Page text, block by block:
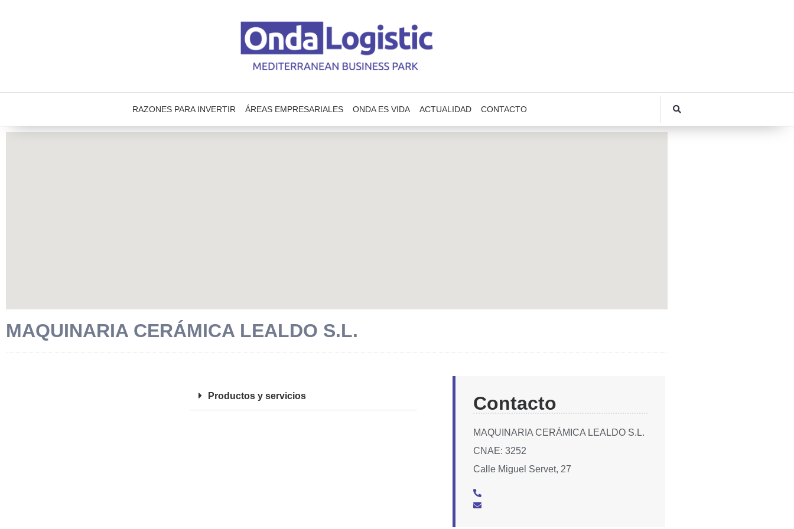
RAZONES PARA INVERTIR ÁREAS EMPRESARIALES ONDA ES VIDA ACTUALIDAD CONTACTO
MAQUINARIA CERÁMICA LEALDO S.L.
Productos y servicios Contacto
MAQUINARIA CERÁMICA LEALDO S.L.
CNAE: 3252
Calle Miguel Servet, 27